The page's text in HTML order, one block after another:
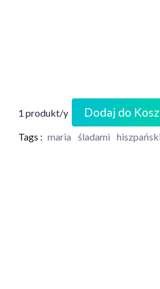
1 produkt/y Dodaj do
Tags : maria śladami